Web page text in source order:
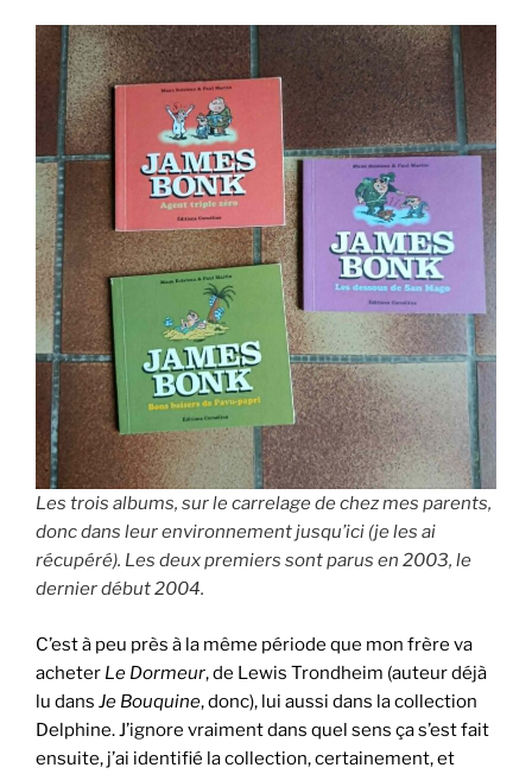
Les trois albums, sur le carrelage de chez mes parents,
donc dans leur environnement jusqu’ici (je les ai
récupéré). Les deux premiers sont parus en 2003, le
dernier début 2004.
C’est à peu près à la même période que mon frère va
acheter Le Dormeur, de Lewis Trondheim (auteur déjà
lu dans Je Bouquine, donc), lui aussi dans la collection
Delphine. J’ignore vraiment dans quel sens ça s’est fait
ensuite, j’ai identifié la collection, certainement, et